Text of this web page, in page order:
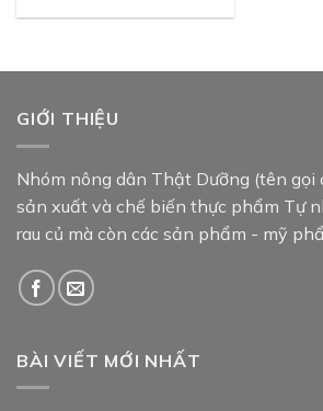
GIỚI THIỆU
Nhóm nông dân Thật Dưỡng (tên gọi
sản xuất và chế biến thực phẩm Tự
rau củ mà còn các sản phẩm - mỹ
BÀI VIẾT MỚI NHẤT